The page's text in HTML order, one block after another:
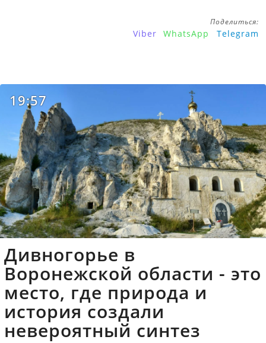
Поделиться:
Viber WhatsApp Telegram
19:57
Дивногорье в
Воронежской области - это
место, где природа и
история создали
невероятный синтез